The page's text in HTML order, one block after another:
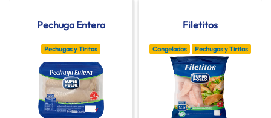
Pechuga Entera
Pechugas y Tiritas
Filetitos
Congelados Pechugas y Tiritas